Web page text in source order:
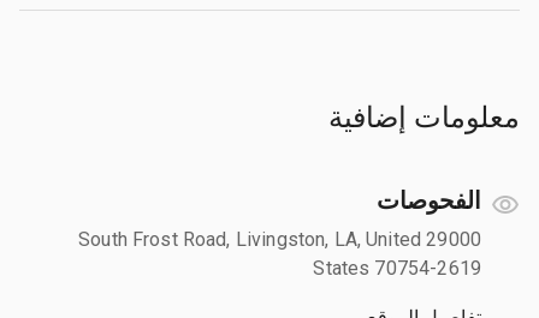
معلومات إضافية
الفحوصات
29000 South Frost Road, Livingston, LA, United
States 70754-2619